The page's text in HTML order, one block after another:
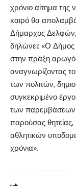
χρόνιο αίτημα της
καιρό θα
Δήμαρχος Δελφών,
δηλώνει: «Ο
στην πράξη
αναγνωρίζοντας
των πολιτών,
συγκεκριμένο
των παρεμβάσεων
παρούσας
αθλητικών
χρόνια».